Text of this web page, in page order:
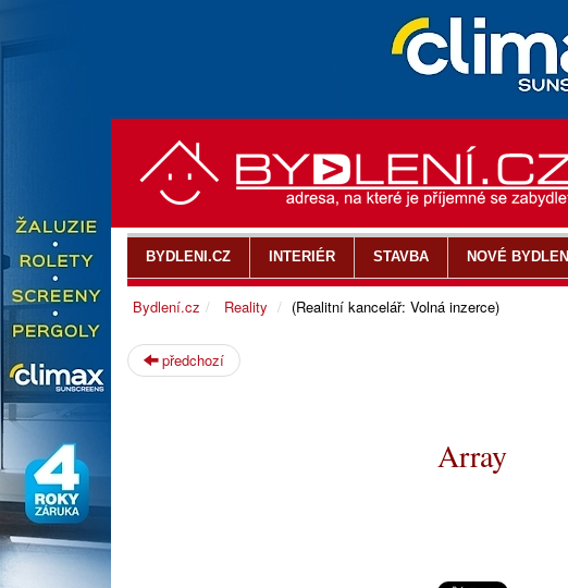
BYDLENI.CZ INTERIÉR STAVBA NOVÉ BYDLENÍ
Bydlení.cz Reality (Realitní kancelář: Volná inzerce)
předchozí
Array